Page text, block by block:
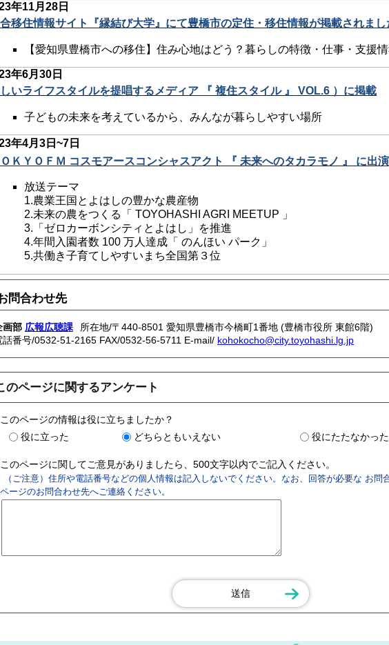
年11月28日
移住情報サイト『縁結び大学』にて豊橋市の定住・移住情報が掲載されまし
【愛知県豊橋市への移住】住み心地はどう？暮らしの特徴・仕事・支援
年6月30日
いライフスタイルを提唱するメディア 『 複住スタイル 』 VOL.6 ）に掲載
子どもの未来を考えているから、みんなが暮らしやすい場所
年4月3日~7日
ＯＫＹＯＦＭ コスモアースコンシャスアクト 『 未来へのタカラモノ 』 に出演
放送テーマ
1.農業王国とよはしの豊かな農産物
2.未来の農をつくる「 TOYOHASHI AGRI MEETUP 」
3.「ゼロカーボンシティとよはし」を推進
4.年間入園者数 100 万人達成「 のんほい パーク」
5.共働き子育てしやすいまち全国第３位
問合わせ先
画部 広報広聴課
所在地/〒440-8501 愛知県豊橋市今橋町1番地 (豊橋市役所 東館6階)
話番号/0532-51-2165 FAX/0532-56-5711 E-mail/ kohokocho@city.toyohashi.lg.jp
のページに関するアンケート
このページの情報は役に立ちましたか？
役に立った
どちらともいえない 役にたたなかった
このページに関してご意見がありましたら、500文字以内でご記入ください。
（ご注意）住所や電話番号などの個人情報は記入しないでください。なお、回答が必要な お問
ページのお問合わせ先へご連絡ください。